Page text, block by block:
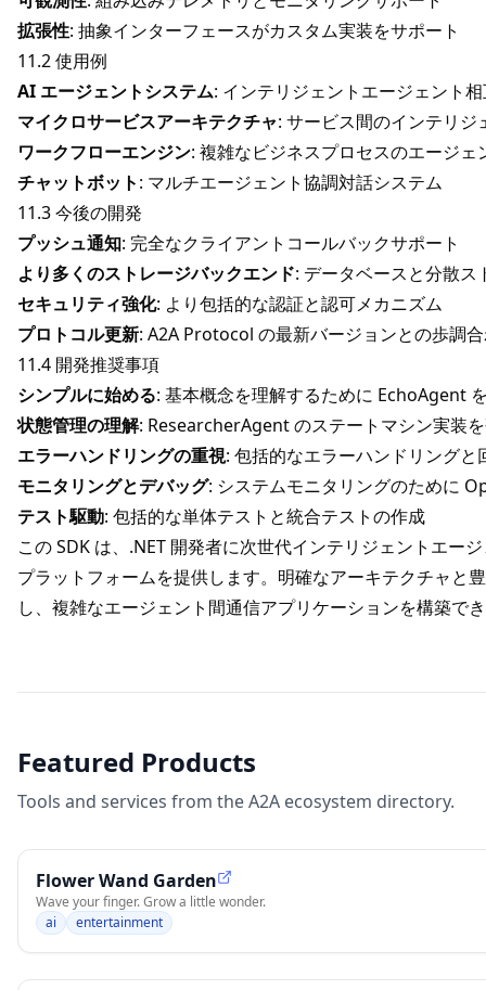
拡張性: 抽象インターフェースがカスタム実装をサポート
11.2 使用例
AI エージェントシステム: インテリジェントエージェント
マイクロサービスアーキテクチャ: サービス間のインテリジ
ワークフローエンジン: 複雑なビジネスプロセスのエージェ
チャットボット: マルチエージェント協調対話システム
11.3 今後の開発
プッシュ通知: 完全なクライアントコールバックサポート
より多くのストレージバックエンド: データベースと分散ス
セキュリティ強化: より包括的な認証と認可メカニズム
プロトコル更新: A2A Protocol の最新バージョンとの歩調
11.4 開発推奨事項
シンプルに始める: 基本概念を理解するために EchoAgent
状態管理の理解: ResearcherAgent のステートマシン実装
エラーハンドリングの重視: 包括的なエラーハンドリングと
モニタリングとデバッグ: システムモニタリングのために
テスト駆動: 包括的な単体テストと統合テストの作成
この SDK は、.NET 開発者に次世代インテリジェントエー
プラットフォームを提供します。明確なアーキテクチャと
し、複雑なエージェント間通信アプリケーションを構築で
Featured Products
Tools and services from the A2A ecosystem directory.
Flower Wand Garden
Wave your finger. Grow a little wonder.
ai
entertainment